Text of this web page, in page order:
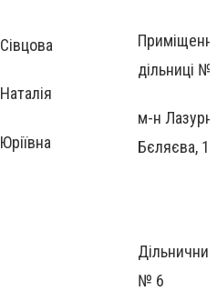
Сівцова
Наталія
Юріївна
дільниці №
м-н
Бєляєва,
Дільничний
№ 6